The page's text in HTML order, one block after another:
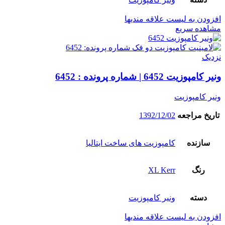
افزودن به لیست علاقه مندیها
مشاهده سریع
نزدیک
ونیر کامپوزیت 6452 | شماره پرونده : 6452
ونیر کامپوزیت
تاریخ مراجعه 1392/12/02
سازنده کامپوزیت های ساخت ایتالیا
رنگ XL Kerr
دسته ونیر کامپوزیت
افزودن به لیست علاقه مندیها